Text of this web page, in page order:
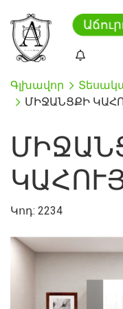
Գլխավոր
ՄԻՋԱՆՑՔԻ
Կոդ: 2234